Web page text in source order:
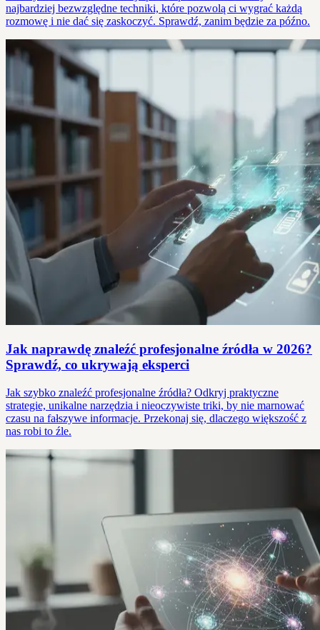
najbardziej bezwzględne techniki, które pozwolą ci wygrać każdą
rozmowę i nie dać się zaskoczyć. Sprawdź, zanim będzie za późno.
Jak naprawdę znaleźć profesjonalne źródła w 2026?
Sprawdź, co ukrywają eksperci
Jak szybko znaleźć profesjonalne źródła? Odkryj praktyczne
strategie, unikalne narzędzia i nieoczywiste triki, by nie marnować
czasu na fałszywe informacje. Przekonaj się, dlaczego większość z
nas robi to źle.